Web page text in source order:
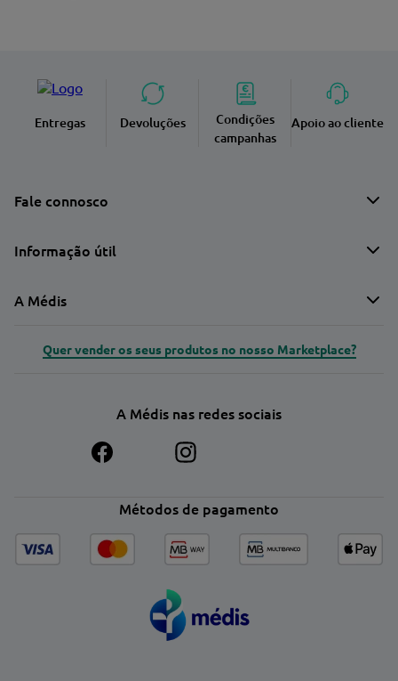
Entregas Devoluções
Condições
campanhas
Apoio ao cliente
Fale connosco
Informação útil
A Médis
Quer vender os seus produtos no nosso Marketplace?
A Médis nas redes sociais
Métodos de pagamento